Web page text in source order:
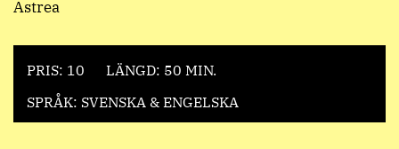
Astrea
PRIS: 10
LÄNGD: 50 MIN.
SPRÅK: SVENSKA & ENGELSKA